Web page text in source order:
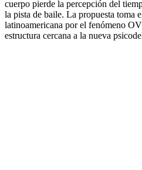
cuerpo pierde la percepción del
la pista de baile. La propuesta toma
latinoamericana por el fenómeno
estructura cercana a la nueva